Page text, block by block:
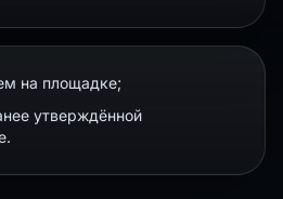
на площадке;
утверждённой